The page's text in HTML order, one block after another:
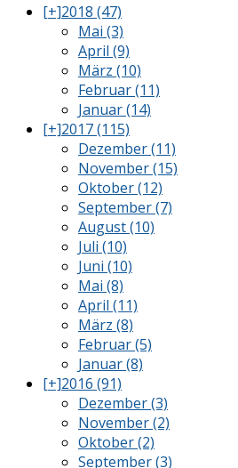
[+]2018 (47)
Mai (3)
April (9)
März (10)
Februar (11)
Januar (14)
[+]2017 (115)
Dezember (11)
November (15)
Oktober (12)
September (7)
August (10)
Juli (10)
Juni (10)
Mai (8)
April (11)
März (8)
Februar (5)
Januar (8)
[+]2016 (91)
Dezember (3)
November (2)
Oktober (2)
September (3)